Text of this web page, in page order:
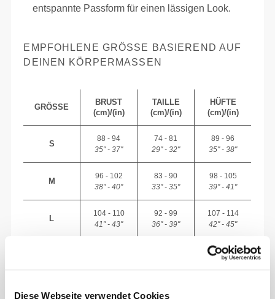
Diese Webseite verwendet Cookies
entspannte Passform für einen lässigen Look.
EMPFOHLENE GRÖSSE BASIEREND AUF D
EINEN KÖRPERMASSEN
GRÖSSE
BRUST
(cm)/(in)
TAILLE
(cm)/(in)
HÜFTE
(cm)/(in)
S
88 - 94
35" - 37"
74 - 81
29" - 32"
89 - 96
35" - 38"
M
96 - 102
38" - 40"
83 - 90
33" - 35"
98 - 105
39" - 41"
L
104 - 110
41" - 43"
92 - 99
36" - 39"
107 - 114
42" - 45"
116 - 126
46" - 49"
XXL